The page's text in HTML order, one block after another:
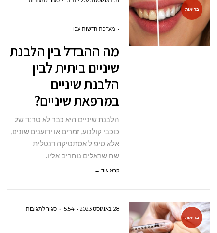
בריאות
הלבנת
שיניים
במרפאת
מערכת חדשות עכו
מה ההבדל בין הלבנת
שיניים ביתית לבין
הלבנת שיניים
במרפאת שיניים?
הלבנת שיניים היא כבר לא טרנד של
כוכבי קולנוע, זמרים או ידוענים שונים,
אלא טיפול אסתטיקה דנטלית
שהישראלים נוהרים אליו.
קרא עוד ←
בריאות
28 באוגוסט 2023 15:54 סגור לתגובותעל